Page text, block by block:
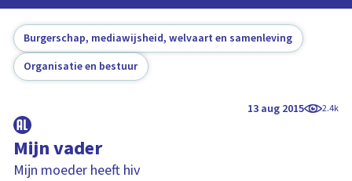
Burgerschap, mediawijsheid, welvaart en samenleving
Organisatie en bestuur
13 aug 2015 2.4k
Mijn vader
Mijn moeder heeft hiv